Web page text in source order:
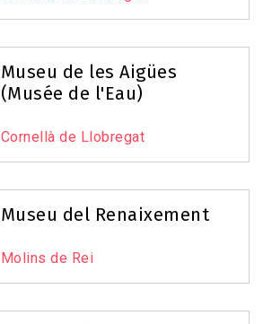
Museu de les Aigües
(Musée de l'Eau)
Cornellà de Llobregat
Museu del Renaixement
Molins de Rei